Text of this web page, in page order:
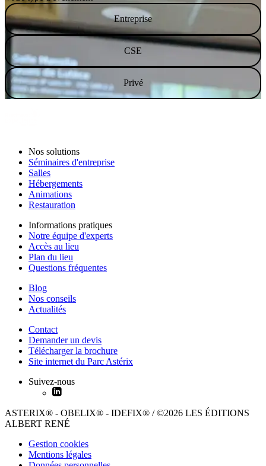
Entreprise
CSE
Privé
Nos solutions
Séminaires d'entreprise
Salles
Hébergements
Animations
Restauration
Informations pratiques
Notre équipe d'experts
Accès au lieu
Plan du lieu
Questions fréquentes
Blog
Nos conseils
Actualités
Contact
Demander un devis
Télécharger la brochure
Site internet du Parc Astérix
Suivez-nous
ASTERIX® - OBELIX® - IDEFIX® / ©2026 LES ÉDITIONS
ALBERT RENÉ
Gestion cookies
Mentions légales